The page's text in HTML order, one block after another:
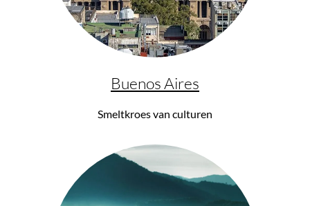
Handbagagetrolley met 4 wieltjes, 55 cm, Cabin
Buenos Aires
Smeltkroes van culturen